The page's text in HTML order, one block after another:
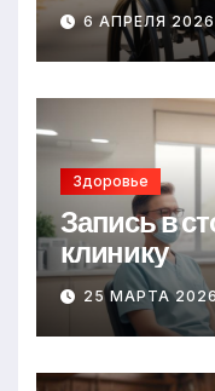
6 АПРЕЛЯ 2026
Здоровье
Запись в
клинику
25 МАРТА 2026